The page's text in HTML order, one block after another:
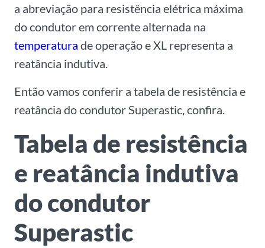
a abreviação para resistência elétrica máxima
do condutor em corrente alternada na
temperatura de operação e XL representa a
reatância indutiva.
Então vamos conferir a tabela de resistência e
reatância do condutor Superastic, confira.
Tabela de resistência
e reatância indutiva
do condutor
Superastic